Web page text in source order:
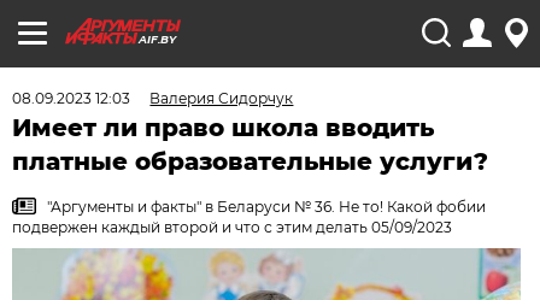
AIF.BY
08.09.2023 12:03 Валерия Сидорчук
Имеет ли право школа вводить
платные образовательные услуги?
"Аргументы и факты" в Беларуси № 36. Не то! Какой фобии
подвержен каждый второй и что с этим делать 05/09/2023